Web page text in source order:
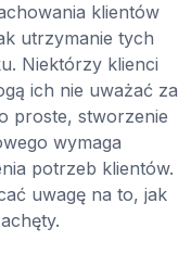
klientów
utrzymanie tych
Niektórzy klienci
ich nie uważać za
proste, stworzenie
wymaga
potrzeb klientów.
uwagę na to, jak